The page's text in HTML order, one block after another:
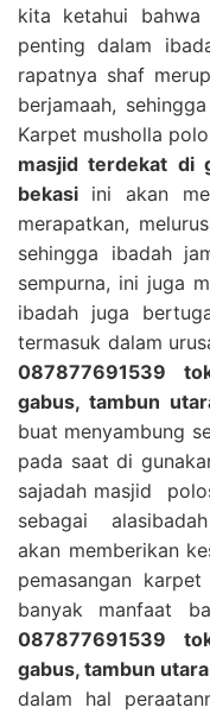
kita ketahui
penting dalam
rapatnya shaf
berjamaah,
Karpet musholla
masjid terdekat di
bekasi ini akan
merapatkan,
sehingga ibadah
sempurna, ini juga
ibadah juga
termasuk dalam
087877691539
gabus, tambun
buat menyambung
pada saat di
sajadah masjid
sebagai
akan memberikan
pemasangan
banyak manfaat
087877691539
gabus, tambun
dalam hal